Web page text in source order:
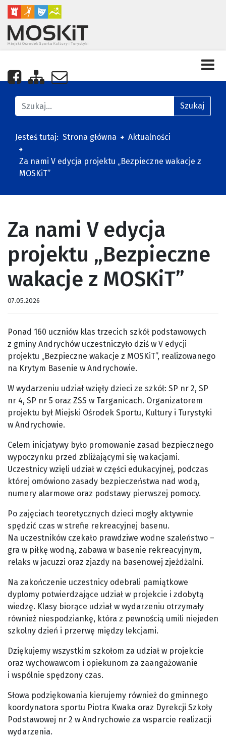
Nasza strona na Facebooku
Zobacz mapę strony
Napisz do nas
Jesteś tutaj: Strona główna Aktualności
Za nami V edycja projektu „Bezpieczne wakacje z
MOSKiT”
Znajdź na stronie Szukaj
Za nami V edycja
projektu „Bezpieczne
wakacje z MOSKiT”
07.05.2026
Ponad 160 uczniów klas trzecich szkół podstawowych
z gminy Andrychów uczestniczyło dziś w V edycji
projektu „Bezpieczne wakacje z MOSKiT”, realizowanego
na Krytym Basenie w Andrychowie.
W wydarzeniu udział wzięły dzieci ze szkół: SP nr 2, SP
nr 4, SP nr 5 oraz ZSS w Targanicach. Organizatorem
projektu był Miejski Ośrodek Sportu, Kultury i Turystyki
w Andrychowie.
Celem inicjatywy było promowanie zasad bezpiecznego
wypoczynku przed zbliżającymi się wakacjami.
Uczestnicy wzięli udział w części edukacyjnej, podczas
której omówiono zasady bezpieczeństwa nad wodą,
numery alarmowe oraz podstawy pierwszej pomocy.
Po zajęciach teoretycznych dzieci mogły aktywnie
spędzić czas w strefie rekreacyjnej basenu.
Na uczestników czekało prawdziwe wodne szaleństwo –
gra w piłkę wodną, zabawa w basenie rekreacyjnym,
relaks w jacuzzi oraz zjazdy na basenowej zjeżdżalni.
Na zakończenie uczestnicy odebrali pamiątkowe
dyplomy potwierdzające udział w projekcie i zdobytą
wiedzę. Klasy biorące udział w wydarzeniu otrzymały
również niespodziankę, która z pewnością umili niejeden
szkolny dzień i przerwę między lekcjami.
Dziękujemy wszystkim szkołom za udział w projekcie
oraz wychowawcom i opiekunom za zaangażowanie
i wspólnie spędzony czas.
Słowa podziękowania kierujemy również do gminnego
koordynatora sportu Piotra Kwaka oraz Dyrekcji Szkoły
Podstawowej nr 2 w Andrychowie za wsparcie realizacji
wydarzenia.